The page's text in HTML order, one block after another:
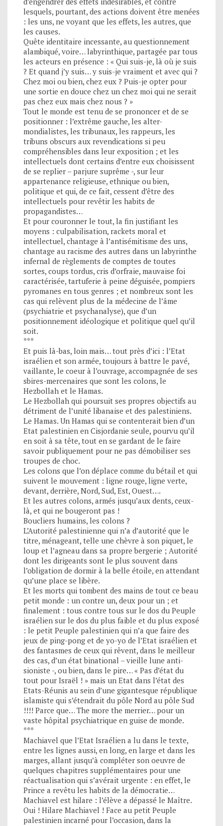
lesquels, pourtant, des actions doivent être menées
: les uns, ne voyant que les effets, les autres, que
les causes.
Quête identitaire incessante, au questionnement
alambiqué, voire… labyrinthique, partagée par tous
les acteurs en présence : « Qui suis-je, là où je suis
? Et quand j’y suis… y suis-je vraiment et avec qui ?
Chez moi ou bien, chez eux ? Puis-je opter pour
une sortie en douce chez un chez moi qui ne serait
pas chez eux mais chez nous ? »
Tout le monde est tenu de se prononcer et de se
positionner : l’extrême gauche, les alter-
mondialistes, les tribunaux, les rappeurs, les
tribuns obscurs aux revendications si peu
compréhensibles dans leur exposition ; et les
intellectuels dont certains d’entre eux choisissent
de se replier – parjure suprême -, sur leur
appartenance religieuse, ethnique ou bien,
politique et qui, de ce fait, cessent d’être des
intellectuels pour revêtir les habits de
propagandistes…
Et pour couronner le tout, la fin justifiant les
moyens : culpabilisation, rackets moral et
intellectuel, chantage à l’antisémitisme des uns,
chantage au racisme des autres dans un labyrinthe
infernal de règlements de comptes de toutes
sortes, coups tordus, cris d’orfraie, mauvaise foi
caractérisée, tartuferie à peine déguisée, pompiers
pyromanes en tous genres ; et nombreux sont les
cas qui relèvent plus de la médecine de l’âme
(psychiatrie et psychanalyse), que d’un
positionnement idéologique et politique quel qu’il
soit.
***
Et puis là-bas, loin mais… tout près d’ici : l’Etat
israélien et son armée, toujours à battre le pavé,
vaillante, le coeur à l’ouvrage, accompagnée de ses
sbires-mercenaires que sont les colons, le
Hezbollah et le Hamas.
Le Hezbollah qui poursuit ses propres objectifs au
détriment de l’unité libanaise et des palestiniens.
Le Hamas. Un Hamas qui se contenterait bien d’un
Etat palestinien en Cisjordanie seule, pourvu qu’il
en soit à sa tête, tout en se gardant de le faire
savoir publiquement pour ne pas démobiliser ses
troupes de choc.
Les colons que l’on déplace comme du bétail et qui
suivent le mouvement : ligne rouge, ligne verte,
devant, derrière, Nord, Sud, Est, Ouest….
Et les autres colons, armés jusqu’aux dents, ceux-
là, et qui ne bougeront pas !
Boucliers humains, les colons ?
L’Autorité palestinienne qui n’a d’autorité que le
titre, ménageant, telle une chèvre à son piquet, le
loup et l’agneau dans sa propre bergerie ; Autorité
dont les dirigeants sont le plus souvent dans
l’obligation de dormir à la belle étoile, en attendant
qu’une place se libère.
Et les morts qui tombent des mains de tout ce beau
petit monde : un contre un, deux pour un ; et
finalement : tous contre tous sur le dos du Peuple
israélien sur le dos du plus faible et du plus exposé
: le petit Peuple palestinien qui n’a que faire des
jeux de ping-pong et de yo-yo de l’Etat israélien et
des fantasmes de ceux qui rêvent, dans le meilleur
des cas, d’un état binational – vieille lune anti-
sioniste -, ou bien, dans le pire… « Pas d’état du
tout pour Israël ! » mais un Etat dans l’état des
Etats-Réunis au sein d’une gigantesque république
islamiste qui s’étendrait du pôle Nord au pôle Sud
!!!! Parce que… The more the merrier… pour un
vaste hôpital psychiatrique en guise de monde.
***
Machiavel que l’Etat Israélien a lu dans le texte,
entre les lignes aussi, en long, en large et dans les
marges, allant jusqu’à compléter son oeuvre de
quelques chapitres supplémentaires pour une
réactualisation qui s’avérait urgente : en effet, le
Prince a revêtu les habits de la démocratie…
Machiavel est hilare : l’élève a dépassé le Maître.
Oui ! Hilare Machiavel ! Face au petit Peuple
palestinien incarné pour l’occasion, dans la